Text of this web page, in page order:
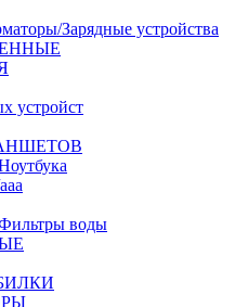
Зарядные устройства
устройст
воды